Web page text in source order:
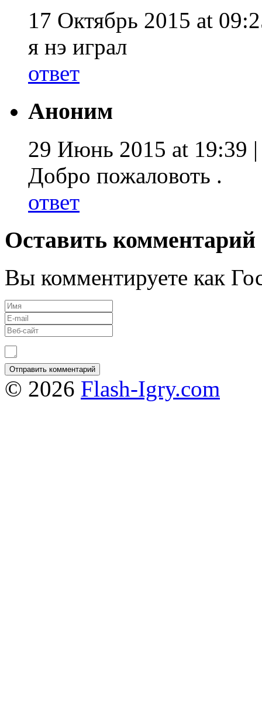
17 Октябрь 2015 at
я нэ играл
ответ
Аноним
29 Июнь 2015 at 19:39
Добро пожаловоть .
ответ
Оставить комментарий
Вы комментируете как
© 2026 Flash-Igry.com